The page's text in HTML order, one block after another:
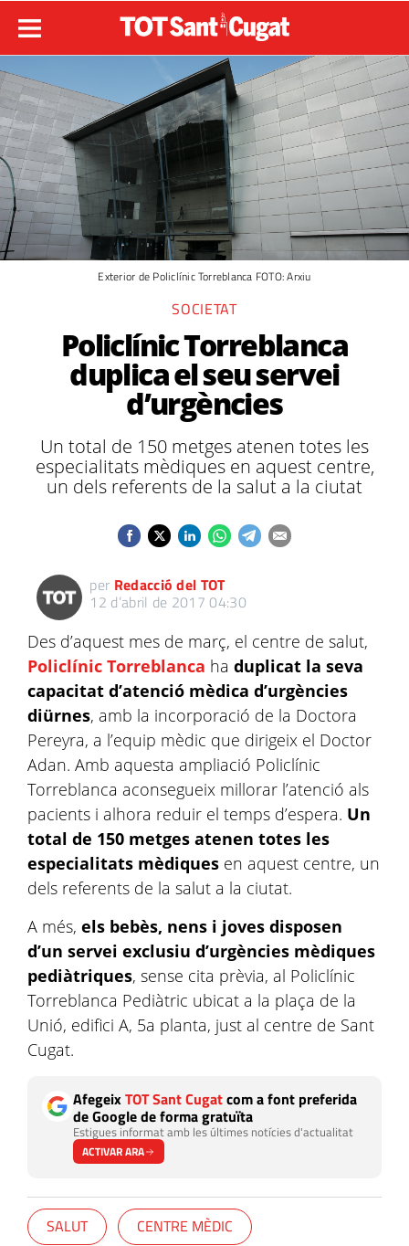
Exterior de Policlínic Torreblanca FOTO: Arxiu
SOCIETAT
Policlínic Torreblanca
duplica el seu servei
d’urgències
Un total de 150 metges atenen totes les
especialitats mèdiques en aquest centre,
un dels referents de la salut a la ciutat
per Redacció del TOT
12 d’abril de 2017 04:30
Des d’aquest mes de març, el centre de salut,
Policlínic Torreblanca ha duplicat la seva
capacitat d’atenció mèdica d’urgències
diürnes, amb la incorporació de la Doctora
Pereyra, a l’equip mèdic que dirigeix el Doctor
Adan. Amb aquesta ampliació Policlínic
Torreblanca aconsegueix millorar l’atenció als
pacients i alhora reduir el temps d’espera. Un
total de 150 metges atenen totes les
especialitats mèdiques en aquest centre, un
dels referents de la salut a la ciutat.
A més, els bebès, nens i joves disposen
d’un servei exclusiu d’urgències mèdiques
pediàtriques, sense cita prèvia, al Policlínic
Torreblanca Pediàtric ubicat a la plaça de la
Unió, edifici A, 5a planta, just al centre de Sant
Cugat.
AfegeixTOT Sant Cugatcom a font preferida
de Google de forma gratuïta
Estigues informat amb les últimes notícies d'actualitat
ACTIVAR ARA
SALUT CENTRE MÈDIC